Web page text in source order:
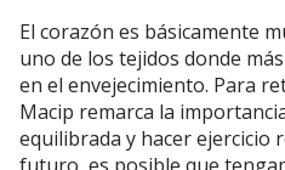
El corazón es básicamente
uno de los tejidos donde
en el envejecimiento. Para
Macip remarca la
equilibrada y hacer ejercicio